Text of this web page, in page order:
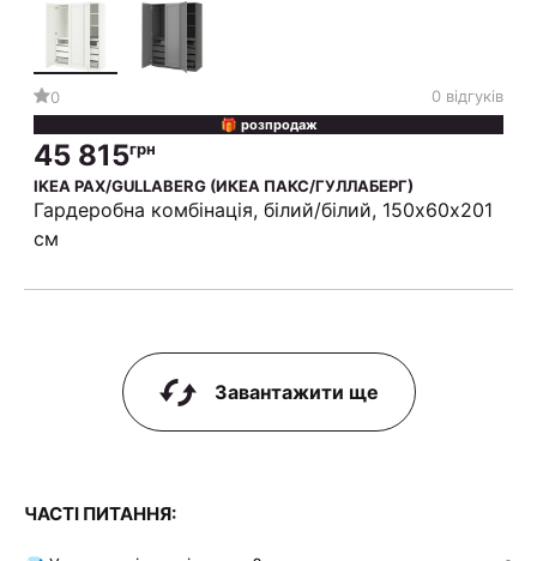
0 0 відгуків
🎁 розпродаж
45 815грн
IKEA PAX/GULLABERG (ИКЕА ПАКС/ГУЛЛАБЕРГ)
Гардеробна комбінація, білий/білий, 150х60х201
см
Завантажити ще
ЧАСТІ ПИТАННЯ: